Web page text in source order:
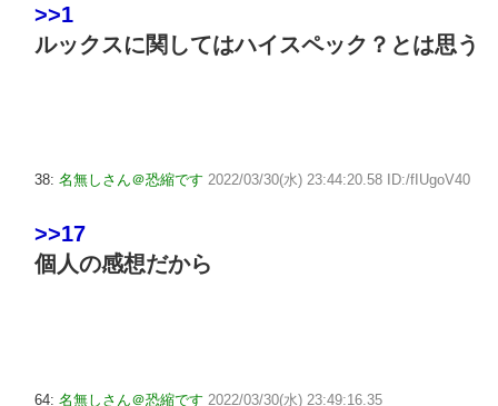
>>1
ルックスに関してはハイスペック？とは思う
38: 名無しさん＠恐縮です 2022/03/30(水) 23:44:20.58 ID:/fIUgoV40
>>17
個人の感想だから
64: 名無しさん＠恐縮です 2022/03/30(水) 23:49:16.35